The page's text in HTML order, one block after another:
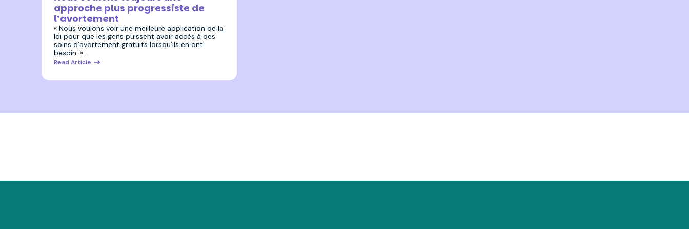
approche plus progressiste de
l’avortement
« Nous voulons voir une meilleure application de la
loi pour que les gens puissent avoir accès à des
soins d’avortement gratuits lorsqu’ils en ont
besoin. »…
Read Article